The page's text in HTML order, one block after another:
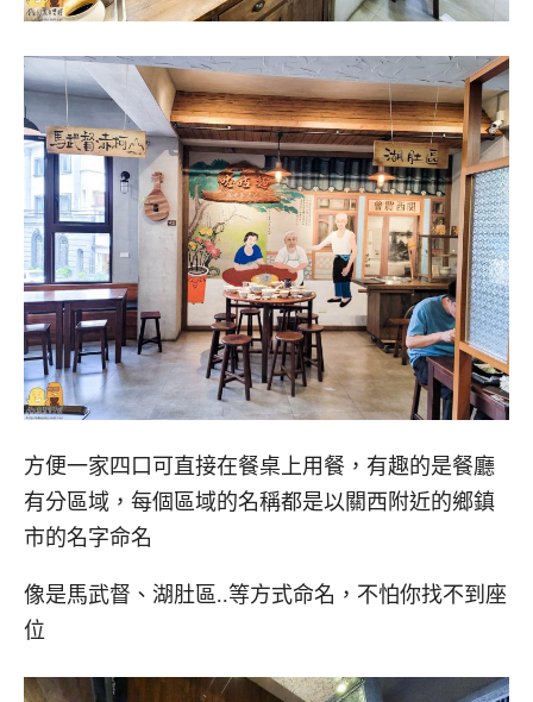
方便一家四口可直接在餐桌上用餐，有趣的是餐廳
有分區域，每個區域的名稱都是以關西附近的鄉鎮
市的名字命名
像是馬武督、湖肚區..等方式命名，不怕你找不到座
位